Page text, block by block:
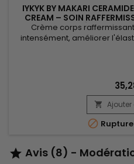
IYKYK BY MAKARI
CREAM – SOIN
CÉRAMIDES
Crème corps
intensément, améliorer
une peau plus souple et


 Avis (8) -